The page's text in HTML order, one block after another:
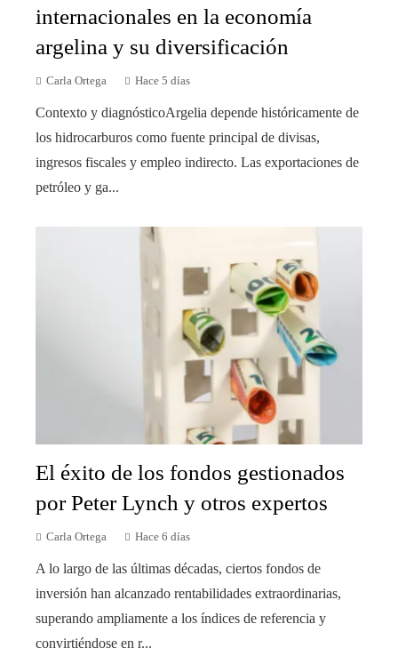
internacionales en la economía
argelina y su diversificación
Carla Ortega Hace 5 días
Contexto y diagnósticoArgelia depende históricamente de
los hidrocarburos como fuente principal de divisas,
ingresos fiscales y empleo indirecto. Las exportaciones de
petróleo y ga...
El éxito de los fondos gestionados
por Peter Lynch y otros expertos
Carla Ortega Hace 6 días
A lo largo de las últimas décadas, ciertos fondos de
inversión han alcanzado rentabilidades extraordinarias,
superando ampliamente a los índices de referencia y
convirtiéndose en r...